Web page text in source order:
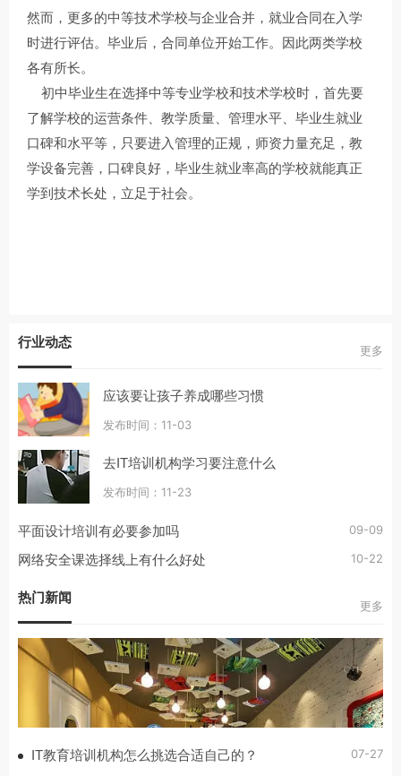
然而，更多的中等技术学校与企业合并，就业合同在入学
时进行评估。毕业后，合同单位开始工作。因此两类学校
各有所长。
初中毕业生在选择中等专业学校和技术学校时，首先要
了解学校的运营条件、教学质量、管理水平、毕业生就业
口碑和水平等，只要进入管理的正规，师资力量充足，教
学设备完善，口碑良好，毕业生就业率高的学校就能真正
学到技术长处，立足于社会。
行业动态 更多
应该要让孩子养成哪些习惯
发布时间：11-03
去IT培训机构学习要注意什么
发布时间：11-23
平面设计培训有必要参加吗 09-09
网络安全课选择线上有什么好处 10-22
热门新闻 更多
IT教育培训机构怎么挑选合适自己的？ 07-27